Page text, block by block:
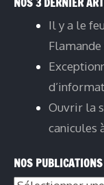
Il y a le
Ouvrir la
canicules
NOS